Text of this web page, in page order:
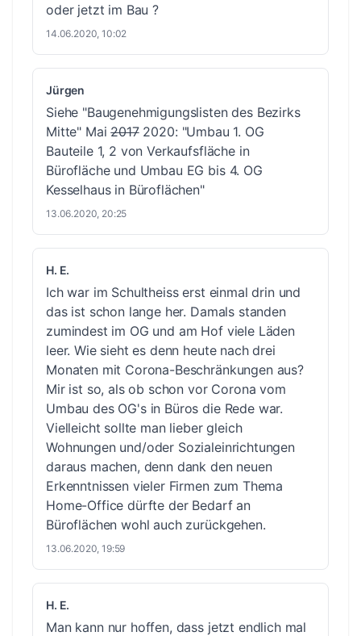
oder jetzt im Bau ?
14.06.2020, 10:02
Jürgen
Siehe "Baugenehmigungslisten des Bezirks
Mitte" Mai20172020: "Umbau 1. OG
Bauteile 1, 2 von Verkaufsfläche in
Bürofläche und Umbau EG bis 4. OG
Kesselhaus in Büroflächen"
13.06.2020, 20:25
H. E.
Ich war im Schultheiss erst einmal drin und
das ist schon lange her. Damals standen
zumindest im OG und am Hof viele Läden
leer. Wie sieht es denn heute nach drei
Monaten mit Corona-Beschränkungen aus?
Mir ist so, als ob schon vor Corona vom
Umbau des OG's in Büros die Rede war.
Vielleicht sollte man lieber gleich
Wohnungen und/oder Sozialeinrichtungen
daraus machen, denn dank den neuen
Erkenntnissen vieler Firmen zum Thema
Home-Office dürfte der Bedarf an
Büroflächen wohl auch zurückgehen.
13.06.2020, 19:59
H. E.
Man kann nur hoffen, dass jetzt endlich mal